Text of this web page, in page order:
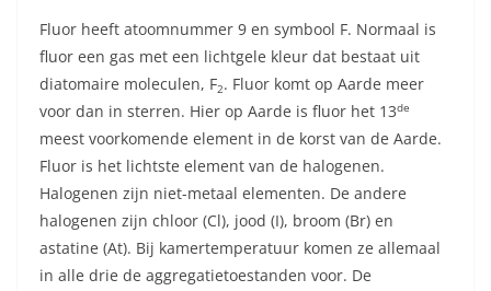
Fluor heeft atoomnummer 9 en symbool F. Normaal is
fluor een gas met een lichtgele kleur dat bestaat uit
diatomaire moleculen, F2. Fluor komt op Aarde meer
voor dan in sterren. Hier op Aarde is fluor het 13de
meest voorkomende element in de korst van de Aarde.
Fluor is het lichtste element van de halogenen.
Halogenen zijn niet-metaal elementen. De andere
halogenen zijn chloor (Cl), jood (I), broom (Br) en
astatine (At). Bij kamertemperatuur komen ze allemaal
in alle drie de aggregatietoestanden voor. De